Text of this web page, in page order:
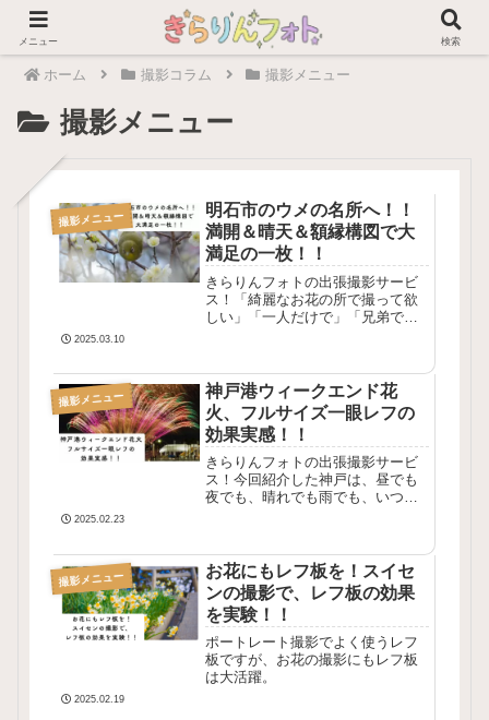
ホーム 撮影コラム 撮影メニュー
撮影メニュー
撮影メニュー
明石市のウメの名所へ！！
満開＆晴天＆額縁構図で大
満足の一枚！！
きらりんフォトの出張撮影サービ
ス！「綺麗なお花の所で撮って欲
しい」「一人だけで」「兄弟で」
神戸や姫路、大阪や京都、奈良な
ど、どこへでも出張します！！
2025.03.10
撮影メニュー
神戸港ウィークエンド花
火、フルサイズ一眼レフの
効果実感！！
きらりんフォトの出張撮影サービ
ス！今回紹介した神戸は、昼でも
夜でも、晴れでも雨でも、いつで
ったら、きらりんフォトサービス
を！！安いしお手軽ですよ！！
2025.02.23
撮影メニュー
お花にもレフ板を！スイセ
ンの撮影で、レフ板の効果
を実験！！
ポートレート撮影でよく使うレフ
板ですが、お花の撮影にもレフ板
は大活躍。
2025.02.19
メニュー 検索